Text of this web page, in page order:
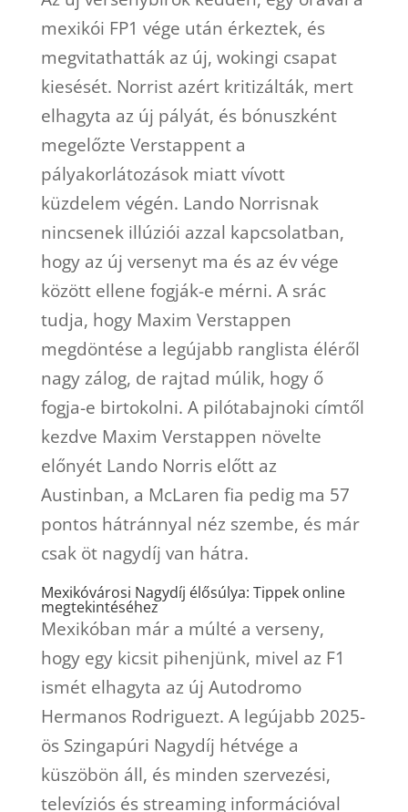
mexikói FP1 vége után érkeztek, és
megvitathatták az új, wokingi csapat
kiesését. Norrist azért kritizálták, mert
elhagyta az új pályát, és bónuszként
megelőzte Verstappent a
pályakorlátozások miatt vívott
küzdelem végén. Lando Norrisnak
nincsenek illúziói azzal kapcsolatban,
hogy az új versenyt ma és az év vége
között ellene fogják-e mérni. A srác
tudja, hogy Maxim Verstappen
megdöntése a legújabb ranglista éléről
nagy zálog, de rajtad múlik, hogy ő
fogja-e birtokolni. A pilótabajnoki címtől
kezdve Maxim Verstappen növelte
előnyét Lando Norris előtt az
Austinban, a McLaren fia pedig ma 57
pontos hátránnyal néz szembe, és már
csak öt nagydíj van hátra.
Mexikóvárosi Nagydíj élősúlya: Tippek online
megtekintéséhez
Mexikóban már a múlté a verseny,
hogy egy kicsit pihenjünk, mivel az F1
ismét elhagyta az új Autodromo
Hermanos Rodriguezt. A legújabb 2025-
ös Szingapúri Nagydíj hétvége a
küszöbön áll, és minden szervezési,
televíziós és streaming információval